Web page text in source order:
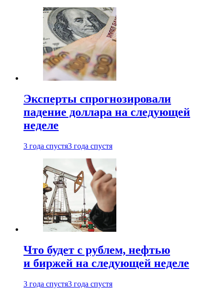
Эксперты спрогнозировали
падение доллара на следующей
неделе
3 года спустя3 года спустя
Что будет с рублем, нефтью
и биржей на следующей неделе
3 года спустя3 года спустя